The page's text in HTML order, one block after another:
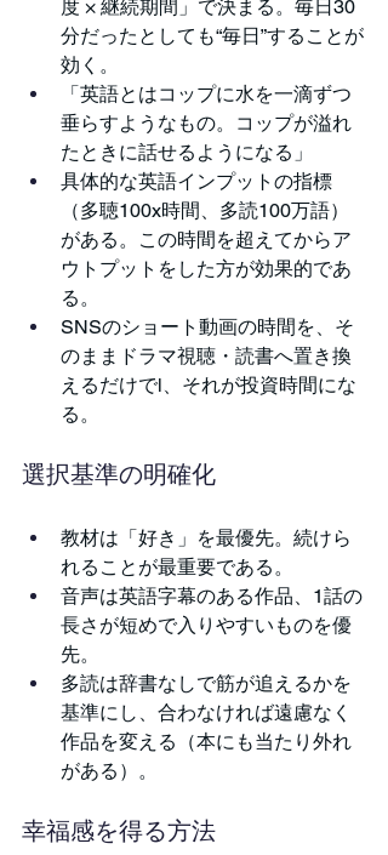
度 × 継続期間」で決まる。毎日30
分だったとしても“毎日”することが
効く。
「英語とはコップに水を一滴ずつ
垂らすようなもの。コップが溢れ
たときに話せるようになる」
具体的な英語インプットの指標
（多聴100x時間、多読100万語）
がある。この時間を超えてからア
ウトプットをした方が効果的であ
る。
SNSのショート動画の時間を、そ
のままドラマ視聴・読書へ置き換
えるだけでl、それが投資時間にな
る。
選択基準の明確化
教材は「好き」を最優先。続けら
れることが最重要である。
音声は英語字幕のある作品、1話の
長さが短めで入りやすいものを優
先。
多読は辞書なしで筋が追えるかを
基準にし、合わなければ遠慮なく
作品を変える（本にも当たり外れ
がある）。
幸福感を得る方法